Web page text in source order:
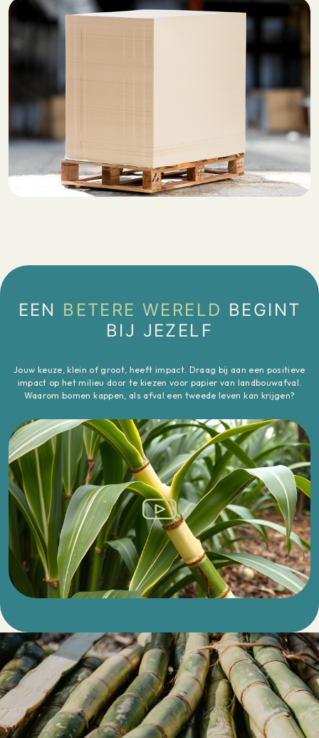
EEN BETERE WERELD BEGINT
BIJ JEZELF
Jouw keuze, klein of groot, heeft impact. Draag bij aan een positieve
impact op het milieu door te kiezen voor papier van landbouwafval.
Waarom bomen kappen, als afval een tweede leven kan krijgen?